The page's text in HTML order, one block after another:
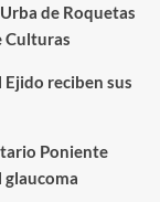
de Roquetas
Culturas
Ejido reciben sus
Poniente
glaucoma